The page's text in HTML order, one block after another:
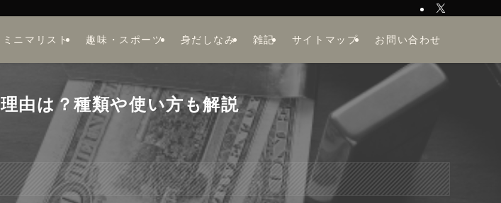
ミニマリスト 趣味・スポーツ 身だしなみ 雑記 サイトマップ お問い合わせ
由は？種類や使い方も解説